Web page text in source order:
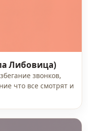
Либовица)
звонков,
что все смотрят и